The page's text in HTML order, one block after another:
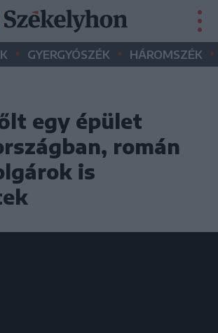
• GYERGYÓSZÉK • HÁROMSZÉK •
egy épület
román
is